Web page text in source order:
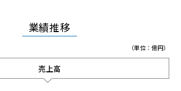
業績推移
（単位：億円）
売上高